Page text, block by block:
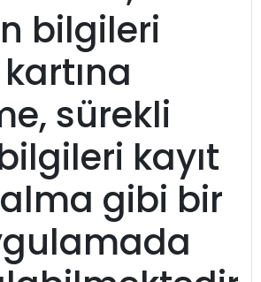
bilgileri
sürekli
kayıt
gibi bir